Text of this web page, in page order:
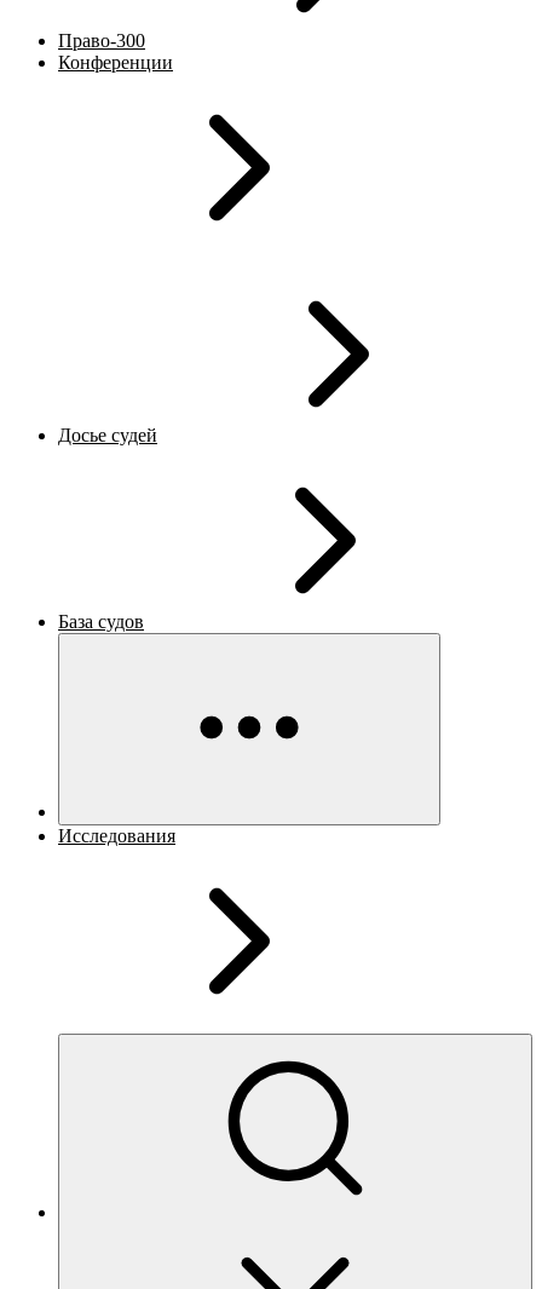
Право-300
Конференции
Досье судей
База судов
Исследования